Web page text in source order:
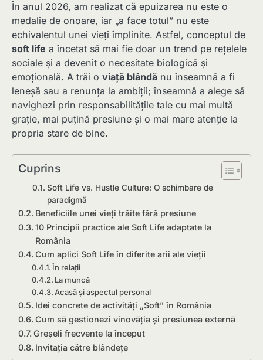
În anul 2026, am realizat că epuizarea nu este o
medalie de onoare, iar „a face totul” nu este
echivalentul unei vieți împlinite. Astfel, conceptul de
soft life a încetat să mai fie doar un trend pe rețelele
sociale și a devenit o necesitate biologică și
emoțională. A trăi o viață blândă nu înseamnă a fi
leneșă sau a renunța la ambiții; înseamnă a alege să
navighezi prin responsabilitățile tale cu mai multă
grație, mai puțină presiune și o mai mare atenție la
propria stare de bine.
Cuprins
Soft Life vs. Hustle Culture: O schimbare de
paradigmă
Beneficiile unei vieți trăite fără presiune
10 Principii practice ale Soft Life adaptate la
România
Cum aplici Soft Life în diferite arii ale vieții
În relații
La muncă
Acasă și aspectul personal
Idei concrete de activități „Soft” în România
Cum să gestionezi vinovăția și presiunea externă
Greșeli frecvente la început
Invitația către blândețe